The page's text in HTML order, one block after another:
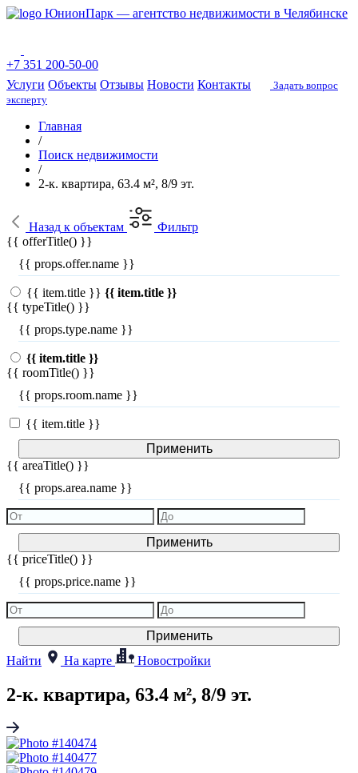
ЮнионПарк — агентство недвижимости в Челябинске
+7 351 200-50-00
Услуги Объекты Отзывы Новости Контакты
Задать вопрос
эксперту
Главная
/
Поиск недвижимости
/
2-к. квартира, 63.4 м², 8/9 эт.
Назад к объектам
Фильтр
{{ offerTitle() }}
{{ props.offer.name }}
{{ item.title }} {{ item.title }}
{{ typeTitle() }}
{{ props.type.name }}
{{ item.title }}
{{ roomTitle() }}
{{ props.room.name }}
{{ item.title }}
Применить
{{ areaTitle() }}
{{ props.area.name }}
Применить
{{ priceTitle() }}
{{ props.price.name }}
Применить
Найти
На карте Новостройки
2-к. квартира, 63.4 м², 8/9 эт.